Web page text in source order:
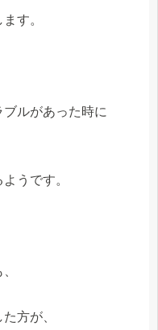
す。
ルがあった時に
うです。
方が、